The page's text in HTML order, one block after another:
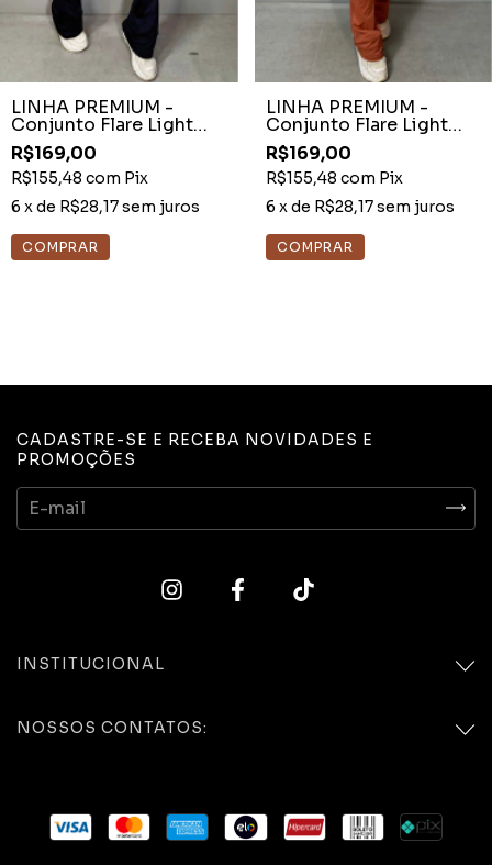
LINHA PREMIUM -
Conjunto Flare Light
Preto Recortes Off
White
R$169,00
R$155,48 com Pix
6 x de R$28,17sem juros
LINHA PREMIUM -
Conjunto Flare Light
Cocoa Recortes Off
White
R$169,00
R$155,48 com Pix
6 x de R$28,17sem juros
CADASTRE-SE E RECEBA NOVIDADES E
PROMOÇÕES
INSTITUCIONAL
NOSSOS CONTATOS: